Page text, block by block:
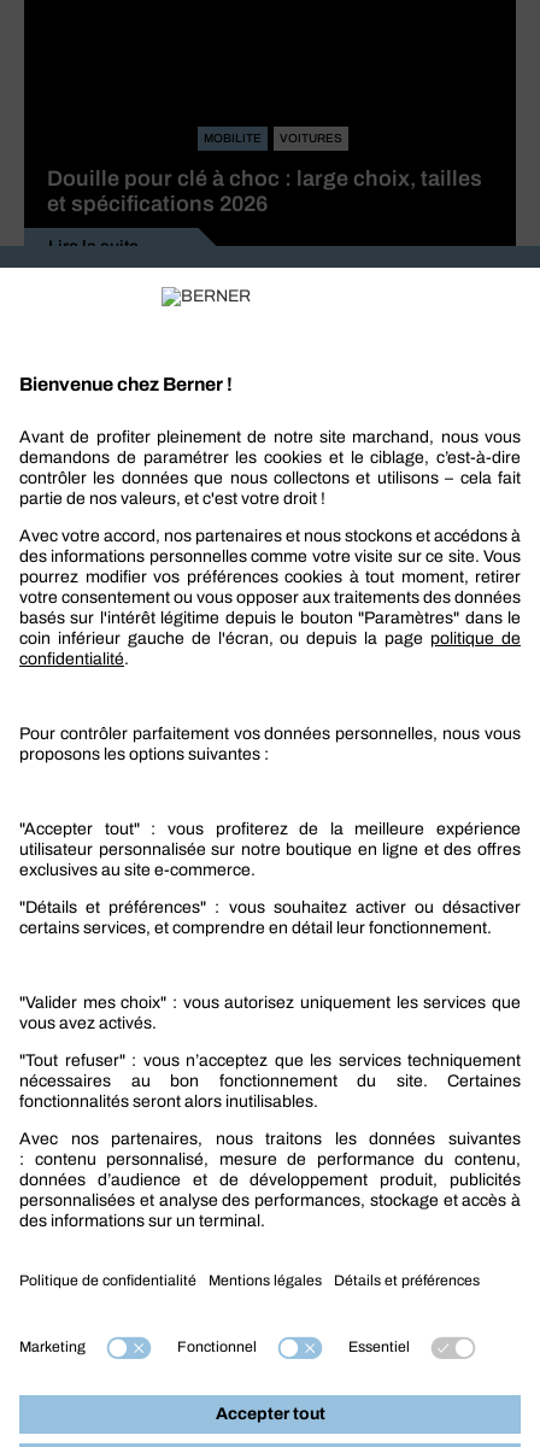
MOBILITE VOITURES
Douille pour clé à choc : large choix, tailles
et spécifications 2026
Lire la suite
Berner
Boutique Berner
Boutique Berner Industry Services
Le groupe Berner
Nos produits
Sélection produits automobile
Sélection produits bâtiment
Promotions
Nouveautés mobilité
Nouveautés construction
CARRIÈRES
NOTRE OFFRE
Entre vous et nous
Nous contacter
Mention légales